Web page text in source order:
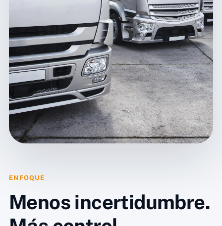
ENFOQUE
Menos incertidumbre.